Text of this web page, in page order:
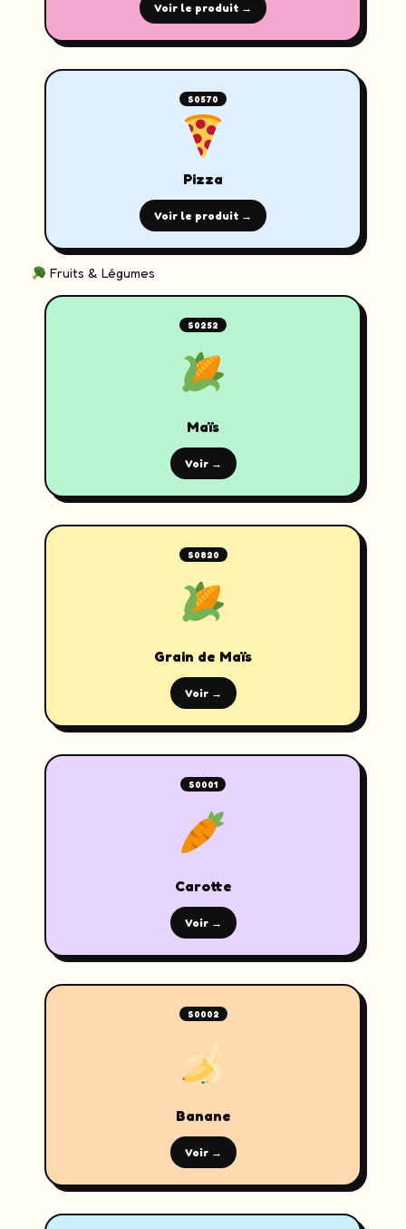
Voir le produit →
S0570
Pizza
Voir le produit →
Fruits & Légumes
S0252
Maïs
Voir →
S0820
Grain de Maïs
Voir →
S0001
Carotte
Voir →
S0002
Banane
Voir →